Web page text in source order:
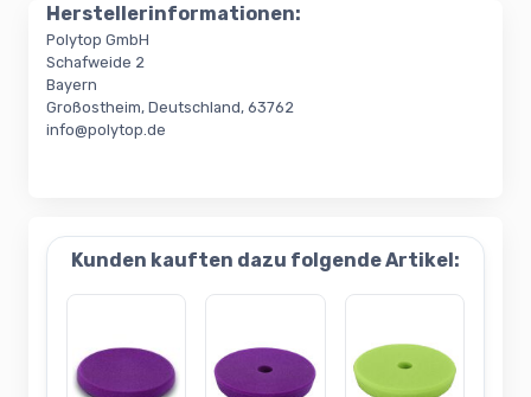
Herstellerinformationen:
Polytop GmbH
Schafweide 2
Bayern
Großostheim, Deutschland, 63762
info@polytop.de
Kunden kauften dazu folgende Artikel: